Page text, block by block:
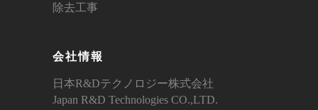
除去工事
会社情報
日本R&Dテクノロジー株式会社
Japan R&D Technologies CO.,LTD.